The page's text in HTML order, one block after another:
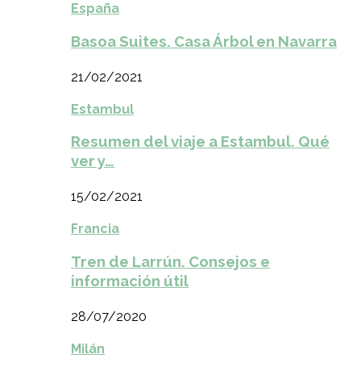
España
Basoa Suites. Casa Árbol en Navarra
21/02/2021
Estambul
Resumen del viaje a Estambul. Qué
ver y…
15/02/2021
Francia
Tren de Larrún. Consejos e
información útil
28/07/2020
Milán